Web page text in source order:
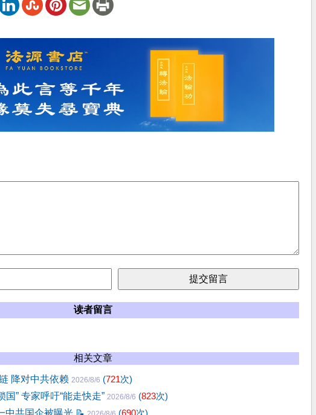
读者留言
相关文章
降对中共依赖 2026/8/6 (721次)
” 专家呼吁“能走快走” 2026/8/6 (823次)
中共国企被曝光 📝 (690次)